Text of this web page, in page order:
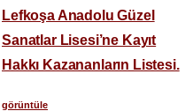
Lefkoşa Anadolu Güzel
Sanatlar Lisesi’ne Kayıt
Hakkı Kazananların Listesi.
görüntüle